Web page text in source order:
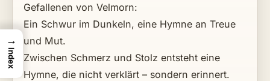
Gefallenen von Velmorn:
Ein Schwur im Dunkeln, eine Hymne an Treue
und Mut.
Zwischen Schmerz und Stolz entsteht eine
Hymne, die nicht verklärt – sondern erinnert.
→
Index